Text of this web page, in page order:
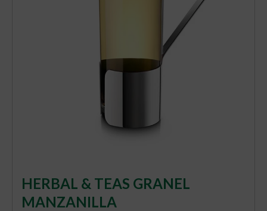
HERBAL & TEAS GRANEL
MANZANILLA